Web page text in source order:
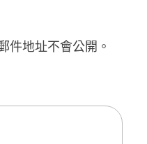
件地址不會公開。